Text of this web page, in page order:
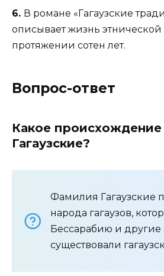
6. В романе «Гагаузские
описывает жизнь
протяжении сотен лет.
Вопрос-ответ
Какое
Гагаузские?
Фамилия Гагаузские
народа гагаузов,
Бессарабию и другие
существовали